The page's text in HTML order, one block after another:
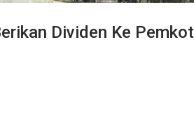
Dividen Ke Pemkot